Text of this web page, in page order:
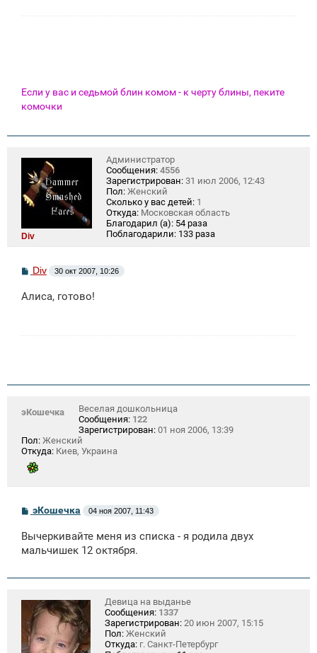
Если у вас и седьмой блин комом - к черту блины, пеките
комочки
Div
Администратор
Сообщения: 4556
Зарегистрирован: 31 июл 2006, 12:43
Пол: Женский
Сколько у вас детей: 1
Откуда: Московская область
Благодарил (а): 54 раза
Поблагодарили: 133 раза
С
б
Div 30 окт 2007, 10:26
Алиса, готово!
эКошечка
Веселая дошкольница
Сообщения: 122
Зарегистрирован: 01 ноя 2006, 13:39
Пол: Женский
Откуда: Киев, Украина
С
о
б
щ
и
эКошечка 04 ноя 2007, 11:43
Вычеркивайте меня из списка - я родила двух
мальчишек 12 октября.
Девица на выданье
Сообщения: 1337
Зарегистрирован: 20 июн 2007, 15:15
Пол: Женский
Откуда: г. Санкт-Петербург